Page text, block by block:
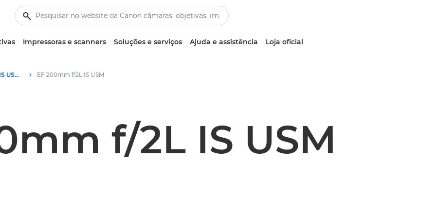
Impressoras e scanners Soluções e serviços Ajuda e assistência Loja oficial
Canon EF 200mm f/2L IS USM - Objetivas – Objetivas para câmara e fotográficas EF 200mm f/2L IS USM
f/2L IS USM